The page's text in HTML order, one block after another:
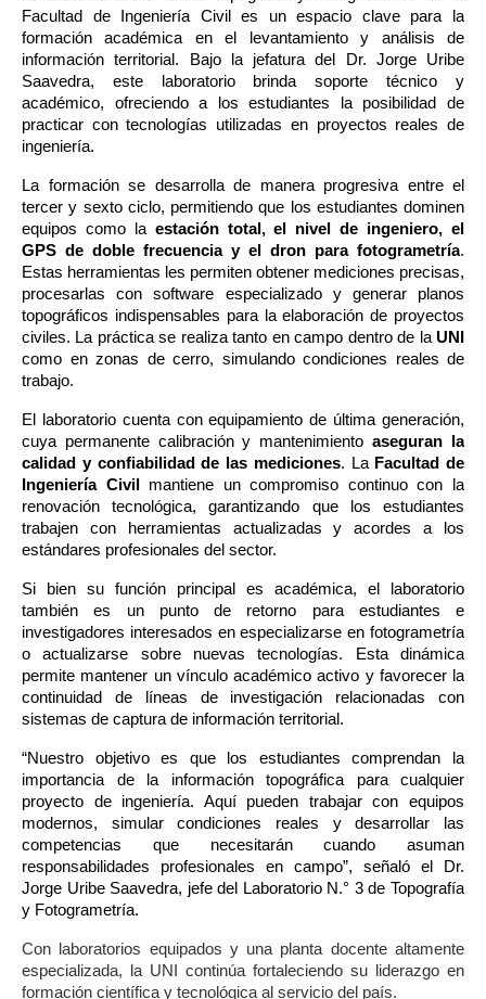
Facultad de Ingeniería Civil es un espacio clave para la
formación académica en el levantamiento y análisis de
información territorial. Bajo la jefatura del Dr. Jorge Uribe
Saavedra, este laboratorio brinda soporte técnico y
académico, ofreciendo a los estudiantes la posibilidad de
practicar con tecnologías utilizadas en proyectos reales de
ingeniería.
La formación se desarrolla de manera progresiva entre el
tercer y sexto ciclo, permitiendo que los estudiantes dominen
equipos como la estación total, el nivel de ingeniero, el
GPS de doble frecuencia y el dron para fotogrametría.
Estas herramientas les permiten obtener mediciones precisas,
procesarlas con software especializado y generar planos
topográficos indispensables para la elaboración de proyectos
civiles. La práctica se realiza tanto en campo dentro de la
como en zonas de cerro, simulando condiciones reales de
trabajo.
El laboratorio cuenta con equipamiento de última generación,
cuya permanente calibración y mantenimiento aseguran la
calidad y confiabilidad de las mediciones. La Facultad de
Ingeniería Civil
mantiene un compromiso continuo con la
renovación tecnológica, garantizando que los estudiantes
trabajen con herramientas actualizadas y acordes a los
estándares profesionales del sector.
Si bien su función principal es académica, el laboratorio
también es un punto de retorno para estudiantes e
investigadores interesados en especializarse en fotogrametría
o actualizarse sobre nuevas tecnologías. Esta dinámica
permite mantener un vínculo académico activo y favorecer la
continuidad de líneas de investigación relacionadas con
sistemas de captura de información territorial.
“Nuestro objetivo es que los estudiantes comprendan la
importancia de la información topográfica para cualquier
proyecto de ingeniería. Aquí pueden trabajar con equipos
modernos, simular condiciones reales y desarrollar las
competencias que necesitarán cuando asuman
responsabilidades profesionales en campo”, señaló el Dr.
Jorge Uribe Saavedra, jefe del Laboratorio N.° 3 de Topografía
y Fotogrametría.
Con laboratorios equipados y una planta docente altamente
especializada, la UNI continúa fortaleciendo su liderazgo en
formación científica y tecnológica al servicio del país.